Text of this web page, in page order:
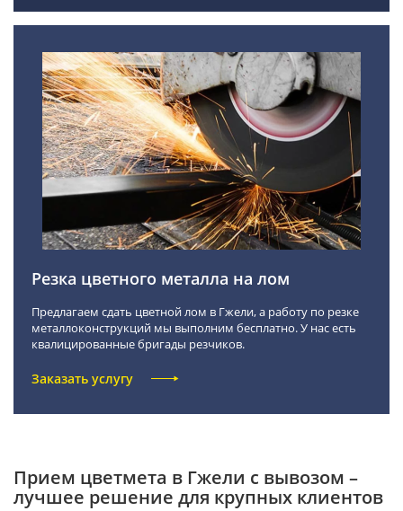
Резка цветного металла на лом
Предлагаем сдать цветной лом в Гжели, а работу по резке
металлоконструкций мы выполним бесплатно. У нас есть
квалицированные бригады резчиков.
Заказать услугу
Прием цветмета в Гжели с вывозом –
лучшее решение для крупных клиентов